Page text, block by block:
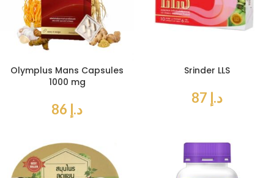
Olymplus Mans Capsules
1000 mg
د.إ
Srinder LLS
د.إ